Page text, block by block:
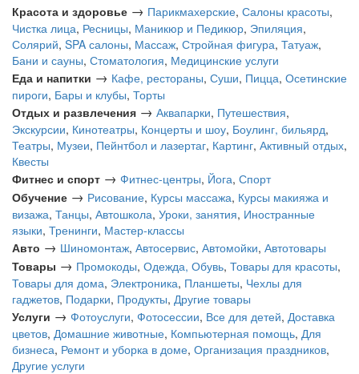
Красота и здоровье → Парикмахерские, Салоны красоты,
Чистка лица, Ресницы, Маникюр и Педикюр, Эпиляция,
Солярий, SPA салоны, Массаж, Стройная фигура, Татуаж,
Бани и сауны, Стоматология, Медицинские услуги
Еда и напитки → Кафе, рестораны, Суши, Пицца, Осетинские
пироги, Бары и клубы, Торты
Отдых и развлечения → Аквапарки, Путешествия,
Экскурсии, Кинотеатры, Концерты и шоу, Боулинг, бильярд,
Театры, Музеи, Пейнтбол и лазертаг, Картинг, Активный отдых,
Квесты
Фитнес и спорт → Фитнес-центры, Йога, Спорт
Обучение → Рисование, Курсы массажа, Курсы макияжа и
визажа, Танцы, Автошкола, Уроки, занятия, Иностранные
языки, Тренинги, Мастер-классы
Авто → Шиномонтаж, Автосервис, Автомойки, Автотовары
Товары → Промокоды, Одежда, Обувь, Товары для красоты,
Товары для дома, Электроника, Планшеты, Чехлы для
гаджетов, Подарки, Продукты, Другие товары
Услуги → Фотоуслуги, Фотосессии, Все для детей, Доставка
цветов, Домашние животные, Компьютерная помощь, Для
бизнеса, Ремонт и уборка в доме, Организация праздников,
Другие услуги